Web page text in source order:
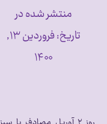
منتشر شده در
تاریخ:
فروردین ۱۳,
۱۴۰۰